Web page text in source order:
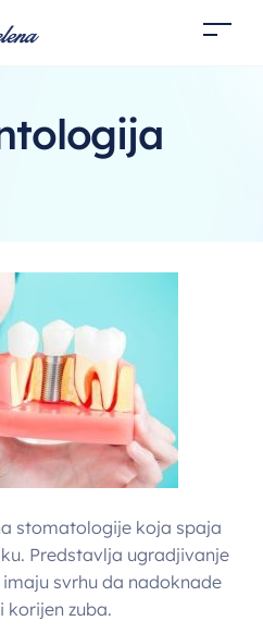
stomatologije koja spaja
Predstavlja ugradjivanje
svrhu da nadoknade
korijen zuba.